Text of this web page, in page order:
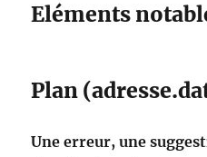
Eléments
Plan
Une erreur, une